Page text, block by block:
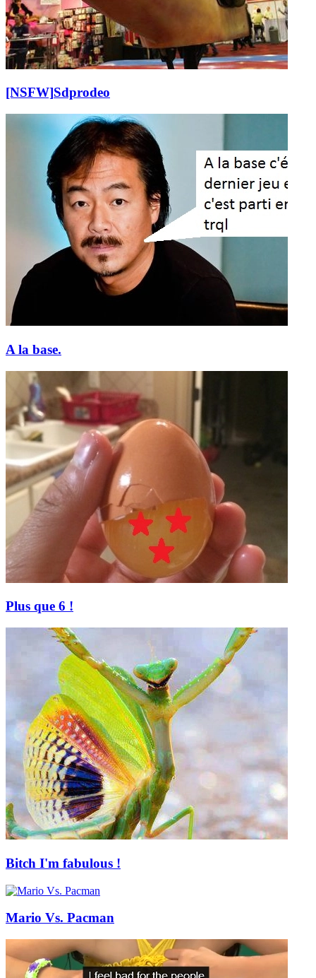
[NSFW]Sdprodeo
A la base.
Plus que 6 !
Bitch I'm fabulous !
Mario Vs. Pacman